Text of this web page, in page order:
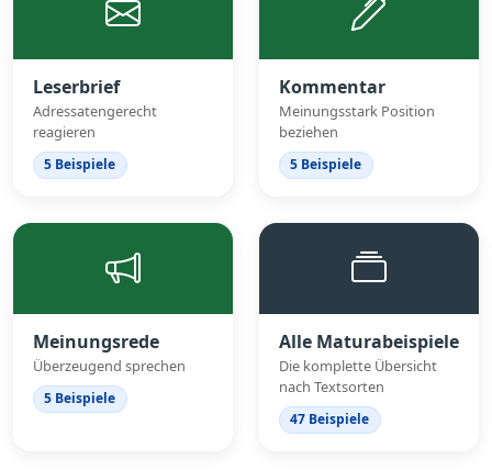
Leserbrief
Adressatengerecht
reagieren
5 Beispiele
Kommentar
Meinungsstark Position
beziehen
5 Beispiele
Meinungsrede
Überzeugend sprechen
5 Beispiele
Alle Maturabeispiele
Die komplette Übersicht
nach Textsorten
47 Beispiele